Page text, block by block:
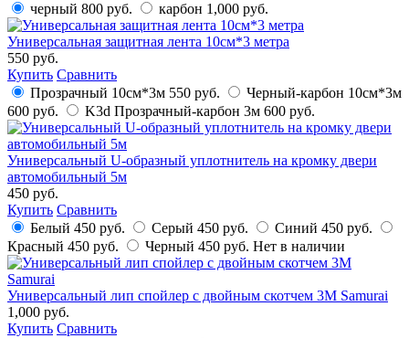
черный 800 руб. карбон 1,000 руб.
Универсальная защитная лента 10см*3 метра
550 руб.
Купить Сравнить
Прозрачный 10см*3м 550 руб.
Черный-карбон 10см*3м
600 руб.
K3d Прозрачный-карбон 3м 600 руб.
Универсальный U-образный уплотнитель на кромку двери
автомобильный 5м
450 руб.
Купить Сравнить
Белый 450 руб. Серый 450 руб. Синий 450 руб.
Красный 450 руб. Черный 450 руб. Нет в наличии
Универсальный лип спойлер с двойным скотчем 3М Samurai
1,000 руб.
Купить Сравнить